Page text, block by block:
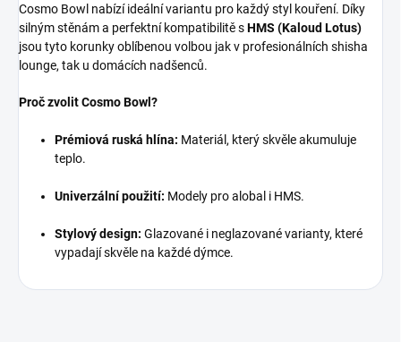
Cosmo Bowl nabízí ideální variantu pro každý styl kouření. Díky
silným stěnám a perfektní kompatibilitě sHMS (Kaloud Lotus)
jsou tyto korunky oblíbenou volbou jak v profesionálních shisha
lounge, tak u domácích nadšenců.
Proč zvolit Cosmo Bowl?
Prémiová ruská hlína: Materiál, který skvěle akumuluje
teplo.
Univerzální použití: Modely pro alobal i HMS.
Stylový design: Glazované i neglazované varianty, které
vypadají skvěle na každé dýmce.